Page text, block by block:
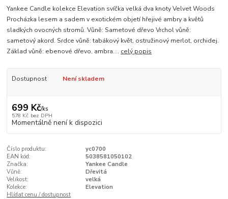
Yankee Candle kolekce Elevation svíčka velká dva knoty Velvet Woods
Procházka lesem a sadem v exotickém objetí hřejivé ambry a květů
sladkých ovocných stromů. Vůně: Sametové dřevo Vrchol vůně:
sametový akord. Srdce vůně: tabákový květ, ostružinový merlot, orchidej.
Základ vůně: ebenové dřevo, ambra.... celý popis
Dostupnost Není skladem
699 Kč/ks
578 Kč bez DPH
Momentálně není k dispozici
Číslo produktu:
yc0700
EAN kód:
5038581050102
Značka:
Yankee Candle
Vůně:
Dřevitá
Velikost:
velká
Kolekce:
Elevation
Hlídat cenu / dostupnost